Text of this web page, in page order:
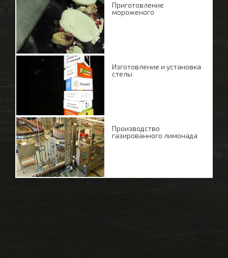
Приготовление
мороженого
Изготовление и установка
стелы
Производство
газированного лимонада